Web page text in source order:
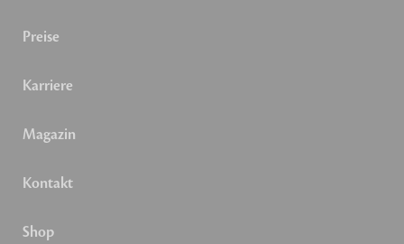
Preise
Karriere
Magazin
Kontakt
Shop